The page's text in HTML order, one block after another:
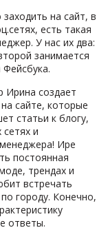
на сайт, в
есть такая
У нас их два:
занимается
Ирина создает
сайте, которые
статьи к блогу,
и
Ире
постоянная
трендах и
встречать
городу. Конечно,
ответы.